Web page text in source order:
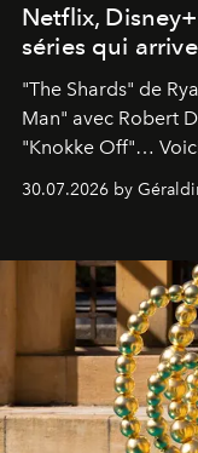
Netflix,
séries qui
"The Shards" de
Man" avec Robert
"Knokke Off"…
plateformes de
30.07.2026 by